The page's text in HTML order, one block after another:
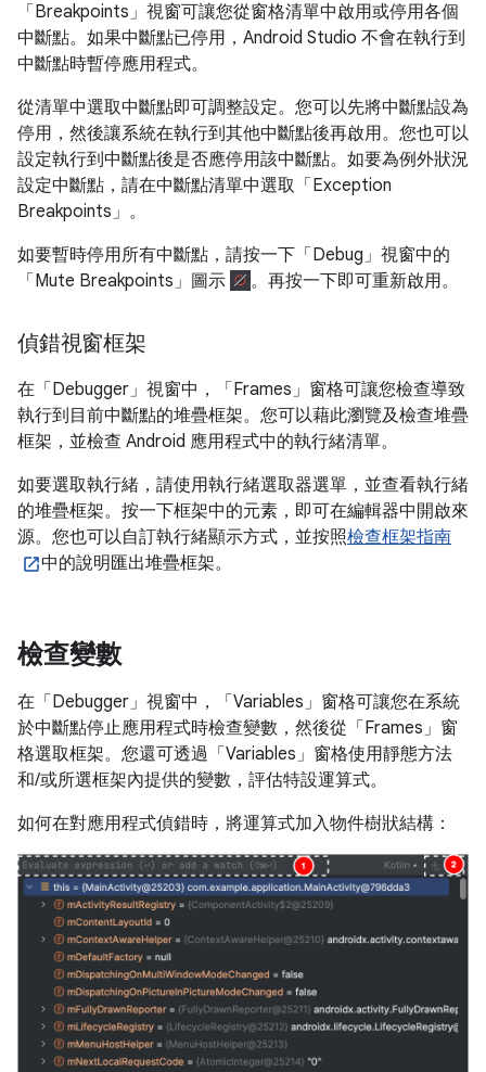
「Breakpoints」視窗可讓您從窗格清單中啟用或停用各個
中斷點。如果中斷點已停用，Android Studio 不會在執行到
中斷點時暫停應用程式。
從清單中選取中斷點即可調整設定。您可以先將中斷點設為
停用，然後讓系統在執行到其他中斷點後再啟用。您也可以
設定執行到中斷點後是否應停用該中斷點。如要為例外狀況
設定中斷點，請在中斷點清單中選取「Exception
Breakpoints」 。
如要暫時停用所有中斷點，請按一下「Debug」視窗中的
「Mute Breakpoints」 圖示 。再按一下即可重新啟用。
偵錯視窗框架
在「Debugger」視窗中，「Frames」窗格可讓您檢查導致
執行到目前中斷點的堆疊框架。您可以藉此瀏覽及檢查堆疊
框架，並檢查 Android 應用程式中的執行緒清單。
如要選取執行緒，請使用執行緒選取器選單，並查看執行緒
的堆疊框架。按一下框架中的元素，即可在編輯器中開啟來
源。您也可以自訂執行緒顯示方式，並按照檢查框架指南
中的說明匯出堆疊框架。
檢查變數
在「Debugger」視窗中，「Variables」窗格可讓您在系統
於中斷點停止應用程式時檢查變數，然後從「Frames」窗
格選取框架。您還可透過「Variables」窗格使用靜態方法
和/或所選框架內提供的變數，評估特設運算式。
如何在對應用程式偵錯時，將運算式加入物件樹狀結構：